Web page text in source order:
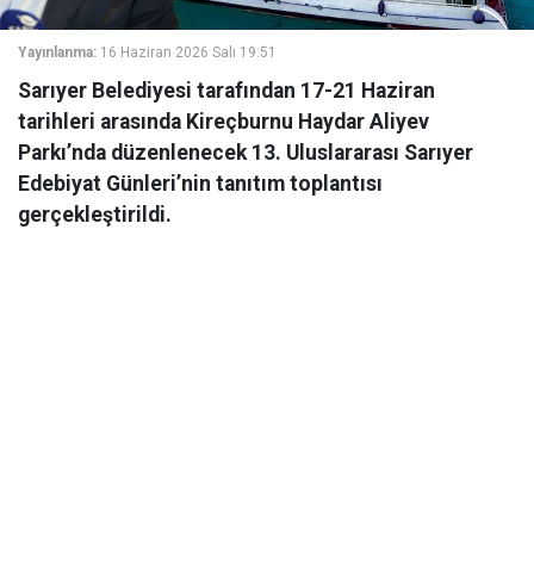
Yayınlanma: 16 Haziran 2026 Salı 19:51
Sarıyer Belediyesi tarafından 17-21 Haziran
tarihleri arasında Kireçburnu Haydar Aliyev
Parkı’nda düzenlenecek 13. Uluslararası Sarıyer
Edebiyat Günleri’nin tanıtım toplantısı
gerçekleştirildi.